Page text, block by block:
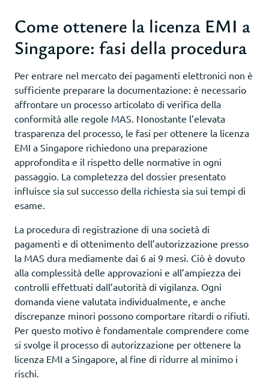
Come ottenere la licenza EMI a
Singapore: fasi della procedura
Per entrare nel mercato dei pagamenti elettronici non è
sufficiente preparare la documentazione: è necessario
affrontare un processo articolato di verifica della
conformità alle regole MAS. Nonostante l’elevata
trasparenza del processo, le fasi per ottenere la licenza
EMI a Singapore richiedono una preparazione
approfondita e il rispetto delle normative in ogni
passaggio. La completezza del dossier presentato
influisce sia sul successo della richiesta sia sui tempi di
esame.
La procedura di registrazione di una società di
pagamenti e di ottenimento dell’autorizzazione presso
la MAS dura mediamente dai 6 ai 9 mesi. Ciò è dovuto
alla complessità delle approvazioni e all’ampiezza dei
controlli effettuati dall’autorità di vigilanza. Ogni
domanda viene valutata individualmente, e anche
discrepanze minori possono comportare ritardi o rifiuti.
Per questo motivo è fondamentale comprendere come
si svolge il processo di autorizzazione per ottenere la
licenza EMI a Singapore, al fine di ridurre al minimo i
rischi.